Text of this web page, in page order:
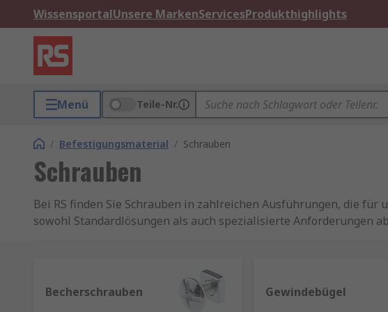
WissensportalUnsere MarkenServicesProdukthighlights
Menü Teile-Nr.
/ Befestigungsmaterial / Schrauben
Schrauben
Bei RS finden Sie Schrauben in zahlreichen Ausführungen, die
sowohl Standardlösungen als auch spezialisierte Anforderungen
passend für jede Anwendung. Sie bestehen aus hochwertigen
Metallen, je nach Einsatzgebiet und Belastung.
Becherschrauben Gewindebügel